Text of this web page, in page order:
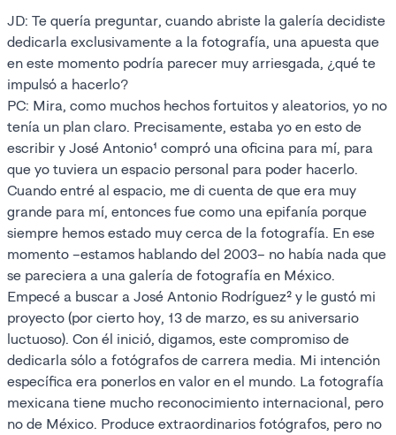
JD: Te quería preguntar, cuando abriste la galería decidiste
dedicarla exclusivamente a la fotografía, una apuesta que
en este momento podría parecer muy arriesgada, ¿qué te
impulsó a hacerlo?
PC: Mira, como muchos hechos fortuitos y aleatorios, yo no
tenía un plan claro. Precisamente, estaba yo en esto de
escribir y José Antonio¹ compró una oficina para mí, para
que yo tuviera un espacio personal para poder hacerlo.
Cuando entré al espacio, me di cuenta de que era muy
grande para mí, entonces fue como una epifanía porque
siempre hemos estado muy cerca de la fotografía. En ese
momento –estamos hablando del 2003– no había nada que
se pareciera a una galería de fotografía en México.
Empecé a buscar a José Antonio Rodríguez² y le gustó mi
proyecto (por cierto hoy, 13 de marzo, es su aniversario
luctuoso). Con él inició, digamos, este compromiso de
dedicarla sólo a fotógrafos de carrera media. Mi intención
específica era ponerlos en valor en el mundo. La fotografía
mexicana tiene mucho reconocimiento internacional, pero
no de México. Produce extraordinarios fotógrafos, pero no